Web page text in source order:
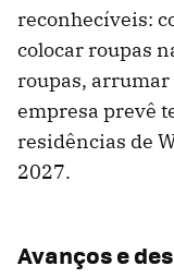
reconhecíveis:
colocar roupas
roupas, arrumar
empresa prevê
residências de
2027.
Avanços e